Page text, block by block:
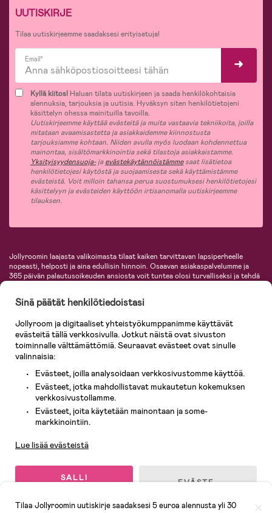
UUTISKIRJE
Tilaa uutiskirjeemme saadaksesi erityisetuja!
Email*
Kyllä kiitos! Haluan tilata uutiskirjeen ja saada henkilökohtaisia
alennuksia, tarjouksia ja uutisia. Hyväksyn siten henkilötietojeni
käsittelyn ohessa mainituilla tavoilla.
Uutiskirjeemme käyttää evästeitä ja muita vastaavia tekniikoita, joilla
mitataan avaamisastetta ja asiakkaidemme kiinnostusta
tarjouksiamme kohtaan. Niiden avulla myös luodaan kohdennettua
mainontaa, sisältömarkkinointia sekä tilastoja asiakkaistamme.
Yksityisyydensuoja-jaevästekäytännöistämmesaat lisätietoa
henkilötietojesi käytöstä ja suojaamisesta sekä käyttämistämme
evästeistä. Voit milloin tahansa perua suostumuksesi henkilötietojesi
käsittelyyn ja evästeiden käyttöön irtisanomalla uutiskirjeemme
tilauksen.
Jollyroomin laajasta valikoimasta tilaat kaiken tarvittavan lapsiperheelle
nopeasti, helposti ja aina edullisin hinnoin. Osaavan asiakaspalvelumme ja
365 päivän palautusoikeuden ansiosta voit tuntea olosi turvalliseksi ja tehdä
lastentarvikkeita sekä paljon muuta. Meiltä löydät lukuisia tunnettuja
KidKraft, Ergobaby, Philips Avent, Neonate, Cybex, LEGO ja monia muita!
Tervetuloa shoppailemaan Pohjoismaiden suurimpaan lastentarvikkeiden
verkkokauppaan!
Tilaa Jollyroomin uutiskirje saadaksesi 5 euroa alennusta yli 30
Sinä päätät henkilötiedoistasi
Jollyroom ja digitaaliset yhteistyökumppanimme käyttävät
evästeitä tällä verkkosivulla. Jotkut näistä ovat sivuston
toiminnalle välttämättömiä. Seuraavat evästeet ovat sinulle
valinnaisia:
Evästeet, joilla analysoidaan verkkosivustomme käyttöä.
Evästeet, jotka mahdollistavat mukautetun kokemuksen
verkkosivustollamme.
Evästeet, joita käytetään mainontaan ja some-
markkinointiin.
Lue lisää evästeistä
SALLI
EVÄSTE-